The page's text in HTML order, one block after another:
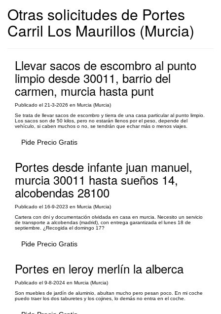
Otras solicitudes de Portes
Carril Los Maurillos (Murcia)
Llevar sacos de escombro al punto
limpio desde 30011, barrio del
carmen, murcia hasta punt
Publicado el 21-3-2026 en Murcia (Murcia)
Se trata de llevar sacos de escombro y tierra de una casa particular al punto limpio.
Los sacos son de 50 kilos, pero no estarán llenos por el peso, depende del
vehículo, si caben muchos o no, se tendrán que echar más o menos viajes.
Pide Precio Gratis
Portes desde infante juan manuel,
murcia 30011 hasta sueños 14,
alcobendas 28100
Publicado el 16-9-2023 en Murcia (Murcia)
Cartera con dni y documentación olvidada en casa en murcia. Necesito un servicio
de transporte a alcobendas (madrid), con entrega garantizada el lunes 18 de
septiembre. ¿Recogida el domingo 17?
Pide Precio Gratis
Portes en leroy merlín la alberca
Publicado el 9-8-2024 en Murcia (Murcia)
Son muebles de jardín de aluminio, abultan mucho pero pesan poco. En mi coche
puedo traer los dos taburetes y los cojines, lo demás no entra en el coche.